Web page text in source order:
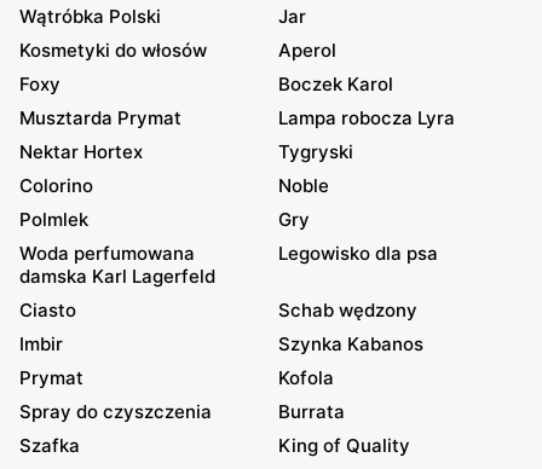
Wątróbka Polski
Jar
Kosmetyki do włosów
Aperol
Foxy
Boczek Karol
Musztarda Prymat
Lampa robocza Lyra
Nektar Hortex
Tygryski
Colorino
Noble
Polmlek
Gry
Woda perfumowana
damska Karl Lagerfeld
Legowisko dla psa
Ciasto
Schab wędzony
Imbir
Szynka Kabanos
Prymat
Kofola
Spray do czyszczenia
Burrata
Szafka
King of Quality